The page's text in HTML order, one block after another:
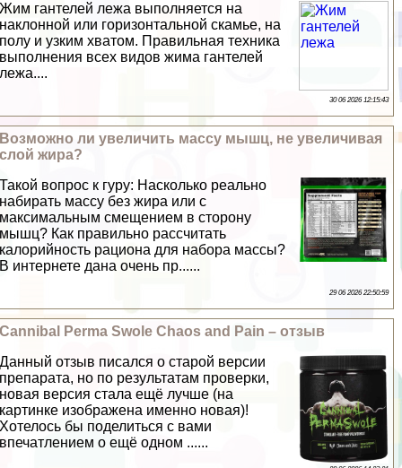
Жим гантелей лежа выполняется на
наклонной или горизонтальной скамье, на
полу и узким хватом. Правильная техника
выполнения всех видов жима гантелей
лежа....
30 06 2026 12:15:43
Возможно ли увеличить массу мышц, не увеличивая
слой жира?
Такой вопрос к гуру: Насколько реально
набирать массу без жира или с
максимальным смещением в сторону
мышц? Как правильно рассчитать
калорийность рациона для набора массы?
В интернете дана очень пр......
29 06 2026 22:50:59
Cannibal Perma Swole Chaos and Pain – отзыв
Данный отзыв писался о старой версии
препарата, но по результатам проверки,
новая версия стала ещё лучше (на
картинке изображена именно новая)!
Хотелось бы поделиться с вами
впечатлением о ещё одном ......